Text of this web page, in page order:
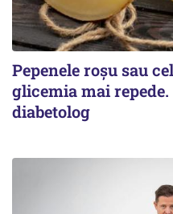
Pepenele roșu sau
glicemia mai
diabetolog